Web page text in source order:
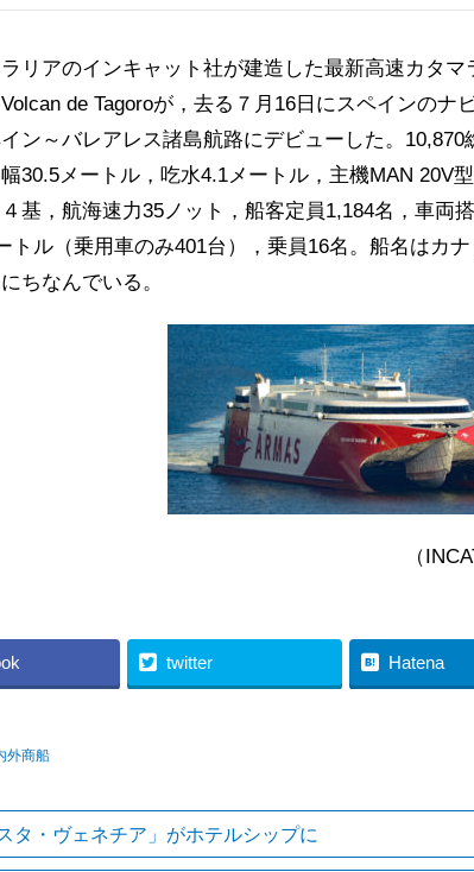
リアのインキャット社が建造した最新高速カタマ
de Tagoroが，去る７月16日にスペインのナ
ン～バレアレス諸島航路にデビューした。
30.5メートル，吃水4.1メートル，主機MAN 20V
基，航海速力35ノット，船客定員1,184名，車両
トル（乗用車のみ401台），乗員16名。船名はカ
ちなんでいる。
INCAT
twitter Hatena
外商船
タ・ヴェネチア」がホテルシップに